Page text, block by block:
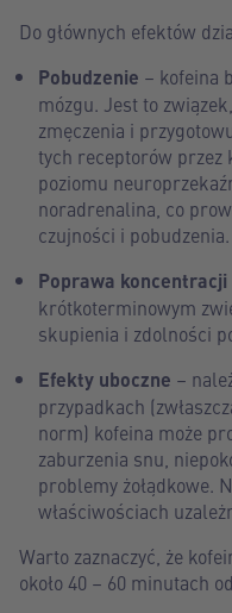
Do głównych efektów
Pobudzenie – kofeina
mózgu. Jest to
zmęczenia i
tych receptorów przez
poziomu
noradrenalina, co
czujności i pobudzenia.
Poprawa koncentracji
krótkoterminowym
skupienia i zdolności
Efekty uboczne –
przypadkach
norm) kofeina może
zaburzenia snu,
problemy żołądkowe.
właściwościach
Warto zaznaczyć, że
około 40 – 60 minutach